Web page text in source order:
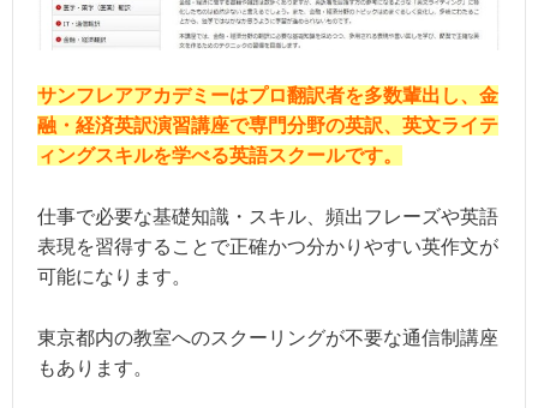
サンフレアアカデミーはプロ翻訳者を多数輩出し、金
融・経済英訳演習講座で専門分野の英訳、英文ライテ
ィングスキルを学べる英語スクールです。
仕事で必要な基礎知識・スキル、頻出フレーズや英語
表現を習得することで正確かつ分かりやすい英作文が
可能になります。
東京都内の教室へのスクーリングが不要な通信制講座
もあります。